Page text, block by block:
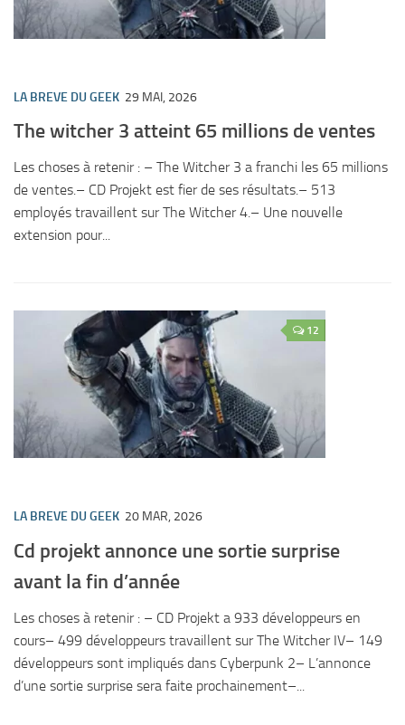
LA BREVE DU GEEK 29 MAI, 2026
The witcher 3 atteint 65 millions de ventes
Les choses à retenir : – The Witcher 3 a franchi les 65 millions
de ventes.– CD Projekt est fier de ses résultats.– 513
employés travaillent sur The Witcher 4.– Une nouvelle
extension pour...
12
LA BREVE DU GEEK 20 MAR, 2026
Cd projekt annonce une sortie surprise
avant la fin d’année
Les choses à retenir : – CD Projekt a 933 développeurs en
cours– 499 développeurs travaillent sur The Witcher IV– 149
développeurs sont impliqués dans Cyberpunk 2– L’annonce
d’une sortie surprise sera faite prochainement–...